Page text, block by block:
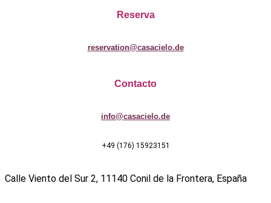
Reserva
reservation@casacielo.de
Contacto
info@casacielo.de
+49 (176) 15923151
Calle Viento del Sur 2, 11140 Conil de la Frontera, España